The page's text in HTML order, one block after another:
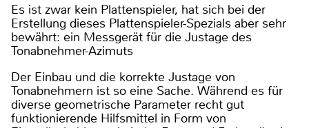
Es ist zwar kein Plattenspieler, hat sich bei der
Erstellung dieses Plattenspieler-Spezials aber sehr
bewährt: ein Messgerät für die Justage des
Tonabnehmer-Azimuts
Der Einbau und die korrekte Justage von
Tonabnehmern ist so eine Sache. Während es für
diverse geometrische Parameter recht gut
funktionierende Hilfsmittel in Form von